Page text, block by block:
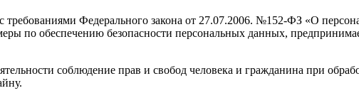
требованиями Федерального закона от 27.07.2006. №152-ФЗ «О
по обеспечению безопасности персональных данных,
соблюдение прав и свобод человека и гражданина при